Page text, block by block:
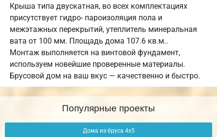
Крыша типа двускатная, во всех комплектациях
присутствует гидро- пароизоляция пола и
межэтажных перекрытий, утеплитель минеральная
вата от 100 мм. Площадь дома 107.6 кв.м..
Монтаж выполняется на винтовой фундамент,
используем новейшие проверенные материалы.
Брусовой дом на ваш вкус — качественно и быстро.
Популярные проекты
Дома из бруса 4х5